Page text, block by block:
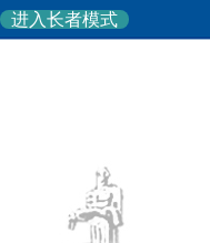
进入长者模式